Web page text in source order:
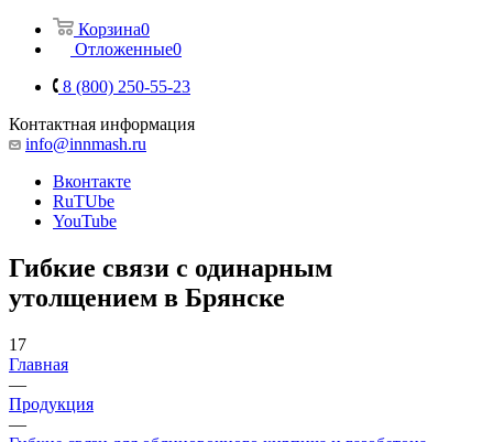
Корзина0
Отложенные0
8 (800) 250-55-23
Контактная информация
info@innmash.ru
Вконтакте
RuTUbe
YouTube
Гибкие связи с одинарным
утолщением в Брянске
17
Главная
—
Продукция
—